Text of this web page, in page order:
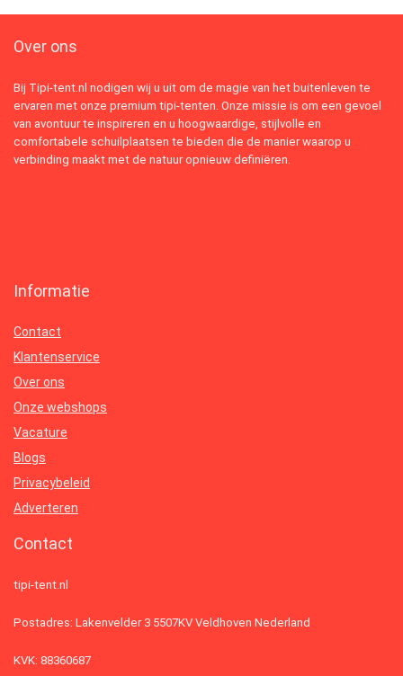
Over ons
Bij Tipi-tent.nl nodigen wij u uit om de magie van het buitenleven te
ervaren met onze premium tipi-tenten. Onze missie is om een gevoel
van avontuur te inspireren en u hoogwaardige, stijlvolle en
comfortabele schuilplaatsen te bieden die de manier waarop u
verbinding maakt met de natuur opnieuw definiëren.
Informatie
Contact
Klantenservice
Over ons
Onze webshops
Vacature
Blogs
Privacybeleid
Adverteren
Contact
tipi-tent.nl
Postadres: Lakenvelder 3 5507KV Veldhoven Nederland
KVK: 88360687